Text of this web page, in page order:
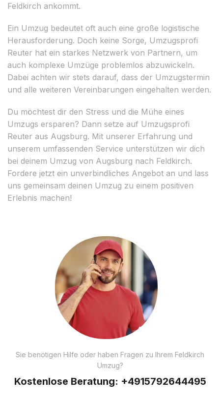
Feldkirch ankommt.
Ein Umzug bedeutet oft auch eine große logistische
Herausforderung. Doch keine Sorge, Umzugsprofi
Reuter hat ein starkes Netzwerk von Partnern, um
auch komplexe Umzüge problemlos abzuwickeln.
Dabei achten wir stets darauf, dass der Umzugstermin
und alle weiteren Vereinbarungen eingehalten werden.
Du möchtest dir den Stress und die Mühe eines
Umzugs ersparen? Dann setze auf Umzugsprofi
Reuter aus Augsburg. Mit unserer Erfahrung und
unserem umfassenden Service unterstützen wir dich
bei deinem Umzug von Augsburg nach Feldkirch.
Fordere jetzt ein unverbindliches Angebot an und lass
uns gemeinsam deinen Umzug zu einem positiven
Erlebnis machen!
Sie benötigen Hilfe oder haben Fragen zu Ihrem Feldkirch
Umzug?
Kostenlose Beratung: +4915792644495